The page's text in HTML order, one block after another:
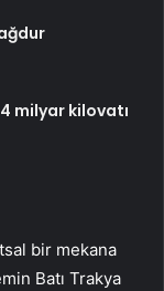
milyar kilovatı
bir mekana
Batı Trakya